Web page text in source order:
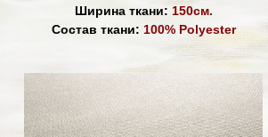
Ширина ткани: 150см.
Состав ткани: 100% Polyester